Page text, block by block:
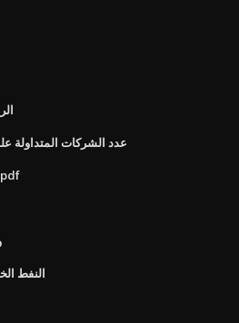
عدد الشركات المتداولة
مخططات الأسهم التحليل الفني pdf
النفط